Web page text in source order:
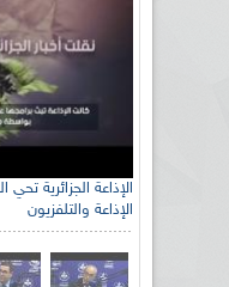
الإذاعة والتلفزيون